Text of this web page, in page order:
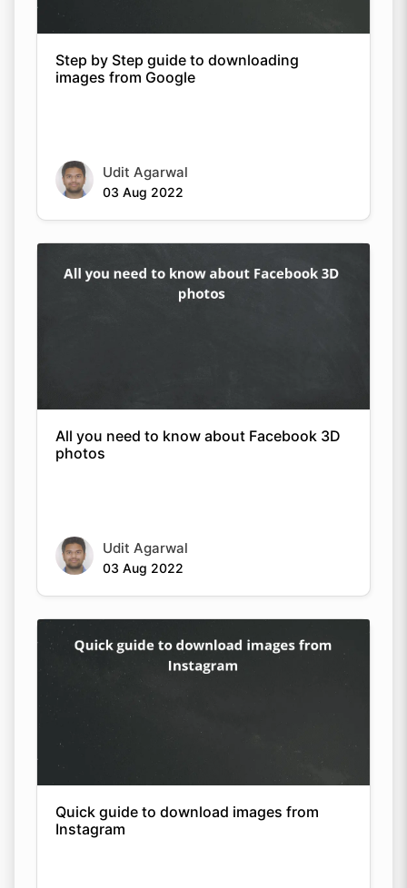
Step by Step guide to downloading
images from Google
Udit Agarwal
03 Aug 2022
All you need to know about Facebook 3D
photos
Udit Agarwal
03 Aug 2022
Quick guide to download images from
Instagram